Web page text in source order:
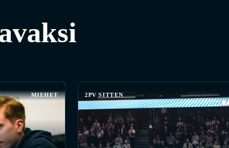
MIEHET 2PV SITTEN